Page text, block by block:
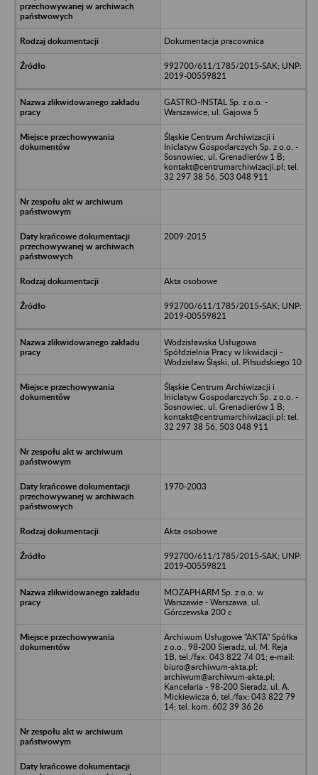
Dokumentacja pracownica
992700/611/1785/2015-SAK; UNP:
2019-00559821
GASTRO-INSTAL Sp. z o.o. -
Warszawice, ul. Gajowa 5
Śląskie Centrum Archiwizacji i
Iniclatyw Gospodarczych Sp. z o.o. -
Sosnowiec, ul. Grenadierów 1 B;
kontakt@centrumarchiwizacji.pl; tel.
32 297 38 56, 503 048 911
2009-2015
Akta osobowe
992700/611/1785/2015-SAK; UNP:
2019-00559821
Wodzisławska Usługowa
Spółdzielnia Pracy w likwidacji -
Wodzisław Śląski, ul. Piłsudskiego 10
Śląskie Centrum Archiwizacji i
Iniclatyw Gospodarczych Sp. z o.o. -
Sosnowiec, ul. Grenadierów 1 B;
kontakt@centrumarchiwizacji.pl; tel.
32 297 38 56, 503 048 911
1970-2003
Akta osobowe
992700/611/1785/2015-SAK; UNP:
2019-00559821
MOZAPHARM Sp. z o.o. w
Warszawie - Warszawa, ul.
Górczewska 200 c
Archiwum Usługowe "AKTA" Spółka
z o.o., 98-200 Sieradz, ul. M. Reja
1B, tel./fax: 043 822 74 01; e-mail:
biuro@archiwum-akta.pl;
archiwum@archiwum-akta.pl;
Kancelaria - 98-200 Sieradz, ul. A.
Mickiewicza 6, tel./fax: 043 822 79
14; tel. kom. 602 39 36 26